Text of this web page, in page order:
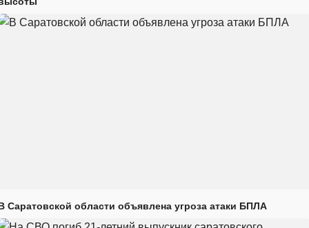
Саратовской области объявлена угроза атаки БПЛА